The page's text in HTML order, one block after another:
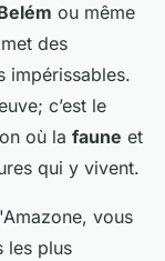
ou même
des
impérissables.
c’est le
où la faune et
qui y vivent.
vous
les plus